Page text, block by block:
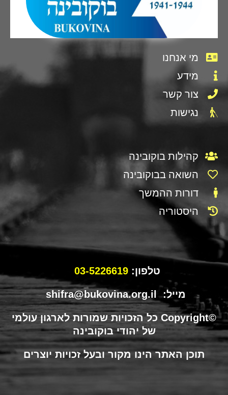
מי אנחנו
מידע
צור קשר
נגישות
קהילות בוקובינה
השואה בבוקובינה
דורות ההמשך
היסטוריה
טלפון:03-5226619
מייל: shifra@bukovina.org.il
©Copyright כל הזכויות שמורות לארגון עולמי
של יהודי בוקובינה
תוכן האתר הינו מקור ובעל זכויות יוצרים